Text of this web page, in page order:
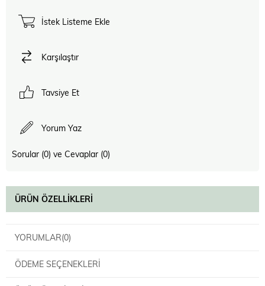
İstek Listeme Ekle
Karşılaştır
Tavsiye Et
Yorum Yaz
Sorular (0) ve Cevaplar (0)
ÜRÜN ÖZELLIKLERI
YORUMLAR(0)
ÖDEME SEÇENEKLERI